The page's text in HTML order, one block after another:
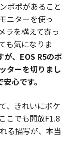
ポポがあること
ニターを使っ
ラを構えて寄っ
も気になりま
、EOS R5のボ
ターを切りまし
心です。
、きれいにボケ
こでも開放F1.8
る描写が、本当